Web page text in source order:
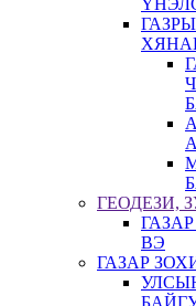
ГЕОДЕЗИ,
ВЭ
ГАЗАР